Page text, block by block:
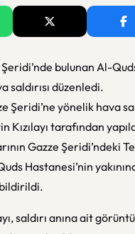
bulunan Al-
saldırısı düzenledi.
Şeridi’ne yönelik hava
Kızılayı tarafından
Gazze Şeridi’ndeki
Hastanesi’nin
saldırı anına ait